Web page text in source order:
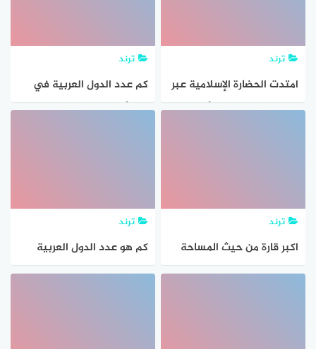
ترند
امتدت الحضارة الإسلامية عبر
قارة اسيا وافريقيا و أوروبا
ترند
كم عدد الدول العربية في
قارة أفريقيا
ترند
اكبر قارة من حيث المساحة
ترند
كم هو عدد الدول العربية
في قارة افريقيا